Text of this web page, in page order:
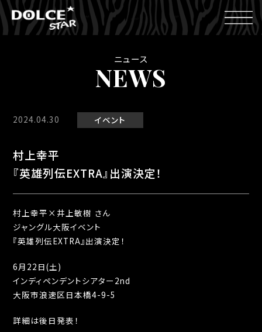
ニュース
NEWS
2024.04.30 イベント
村上幸平
『英雄列伝EXTRA』出演決定！
村上幸平×井上敏樹 さん
ジャングル大阪イベント
『英雄列伝EXTRA』出演決定！
6月22日(土)
インディペンデントシアター2nd
大阪市浪速区日本橋4-9-5
詳細は後日発表！